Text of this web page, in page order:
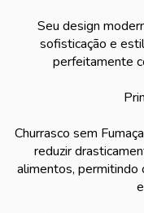
Seu design
sofisticação e
perfeitamente
Churrasco sem
reduzir
alimentos, permitindo